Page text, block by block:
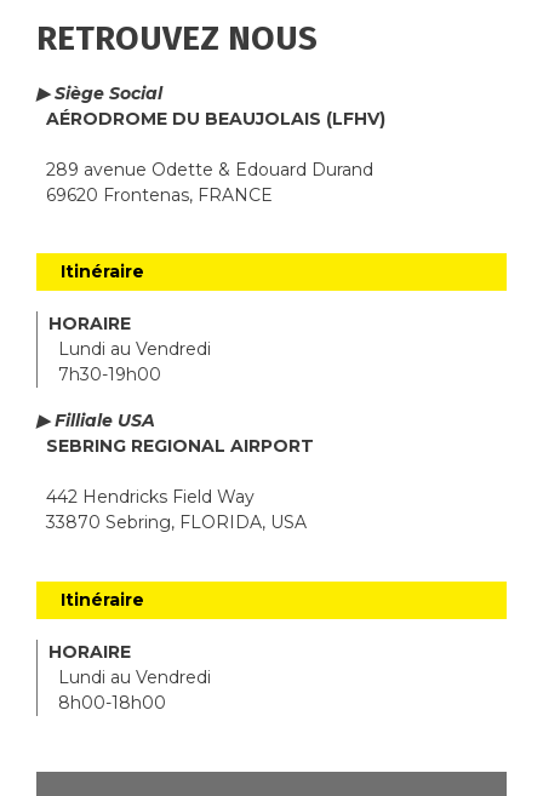
RETROUVEZ NOUS
▶ Siège Social
AÉRODROME DU BEAUJOLAIS (LFHV)
289 avenue Odette & Edouard Durand
69620 Frontenas, FRANCE
Itinéraire
HORAIRE
Lundi au Vendredi
7h30-19h00
▶ Filliale USA
SEBRING REGIONAL AIRPORT
442 Hendricks Field Way
33870 Sebring, FLORIDA, USA
Itinéraire
HORAIRE
Lundi au Vendredi
8h00-18h00